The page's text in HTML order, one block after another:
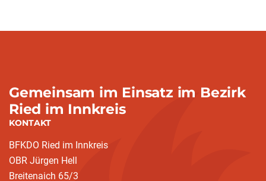
Gemeinsam im Einsatz im Bezirk
Ried im Innkreis
KONTAKT
BFKDO Ried im Innkreis
OBR Jürgen Hell
Breitenaich 65/3